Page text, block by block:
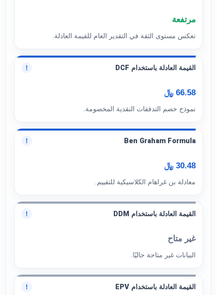
مرتفعة
تعكس مستوى الثقة في التقدير العام للقيمة العادلة.
القيمة العادلة باستخدام DCF !
66.58 ﷼
نموذج خصم التدفقات النقدية المخصومة.
Ben Graham Formula
!
30.48 ﷼
معادلة بن غراهام الكلاسيكية للتقييم.
القيمة العادلة باستخدام DDM !
غير متاح
البيانات غير متاحة حاليًا.
القيمة العادلة باستخدام EPV !